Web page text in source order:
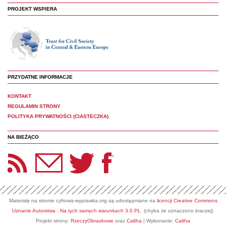
PROJEKT WSPIERA
PRZYDATNE INFORMACJE
KONTAKT
REGULAMIN STRONY
POLITYKA PRYWATNOŚCI (CIASTECZKA)
NA BIEŻĄCO
Panoptyka Facebook <
Materiały na stronie cyfrowa-wyprawka.org są udostępniane na licencji Creative Commons
Uznanie Autorstwa - Na tych samych warunkach 3.0 PL
(chyba że oznaczono inaczej).
Projekt strony: RzeczyObrazkowe oraz Caltha | Wykonanie: Caltha